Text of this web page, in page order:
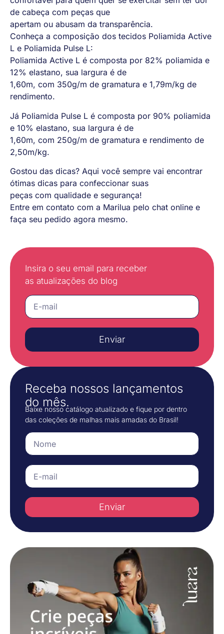
de cabeça com peças que
apertam ou abusam da transparência.
Conheça a composição dos tecidos Poliamida Active
L e Poliamida Pulse L:
Poliamida Active L é composta por 82% poliamida e
12% elastano, sua largura é de
1,60m, com 350g/m de gramatura e 1,79m/kg de
rendimento.
Já Poliamida Pulse L é composta por 90% poliamida
e 10% elastano, sua largura é de
1,60m, com 250g/m de gramatura e rendimento de
2,50m/kg.
Gostou das dicas? Aqui você sempre vai encontrar
ótimas dicas para confeccionar suas
peças com qualidade e segurança!
Entre em contato com a Marilua pelo chat online e
faça seu pedido agora mesmo.
Insira o seu email para receber
as atualizações do blog
Enviar
Receba nossos lançamentos
do mês.
Baixe nosso catálogo atualizado e fique por dentro
das coleções de malhas mais amadas do Brasil!
Enviar